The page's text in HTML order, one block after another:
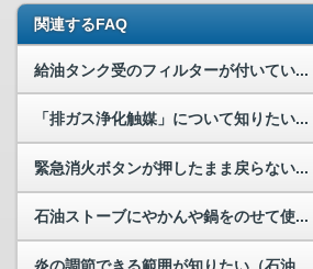
関連するFAQ
給油タンク受のフィルターが付いてい...
「排ガス浄化触媒」について知りたい...
緊急消火ボタンが押したまま戻らない...
石油ストーブにやかんや鍋をのせて使...